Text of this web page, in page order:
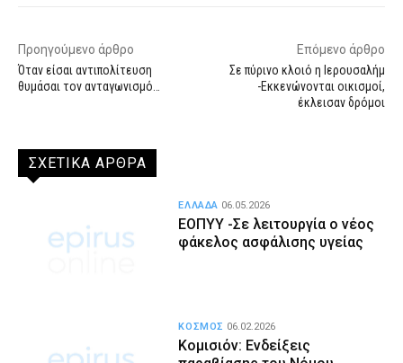
Προηγούμενο άρθρο
Όταν είσαι αντιπολίτευση
θυμάσαι τον ανταγωνισμό…
Επόμενο άρθρο
Σε πύρινο κλοιό η Ιερουσαλήμ
-Εκκενώνονται οικισμοί,
έκλεισαν δρόμοι
ΣΧΕΤΙΚΑ ΑΡΘΡΑ
ΕΟΠΥΥ -Σε λειτουργία ο νέος
φάκελος ασφάλισης υγείας
ΕΛΛΑΔΑ 06.05.2026
Κομισιόν: Ενδείξεις
ΚΟΣΜΟΣ 06.02.2026